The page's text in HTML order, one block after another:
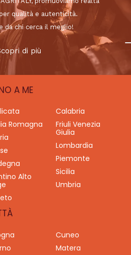
qualità e autenticità.
da chi cerca il meglio!
di più
A ME
Calabria
Romagna
Friuli Venezia
Giulia
Lombardia
Piemonte
Sicilia
Alto
Umbria
Cuneo
Matera